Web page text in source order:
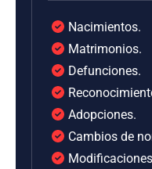
Nacimientos.
Matrimonios.
Defunciones.
Adopciones.
Cambios de